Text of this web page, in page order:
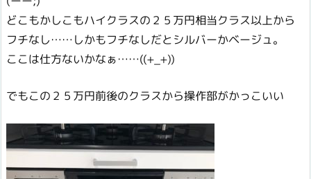
どこもかしこもハイクラスの２５万円相当クラス以上から
フチなし……しかもフチなしだとシルバーかベージュ。
ここは仕方ないかなぁ……((+_+))
でもこの２５万円前後のクラスから操作部がかっこいい